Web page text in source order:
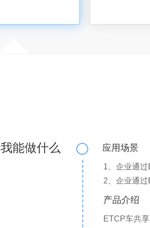
我能做什么 应用场景
1、企业通
2、企业通
产品介绍
ETCP车共